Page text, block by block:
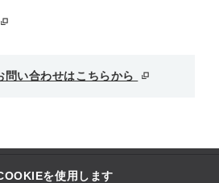
を使用します
問い合わせはこちらから